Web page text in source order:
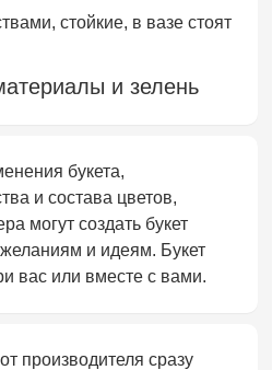
стойкие, в вазе стоят
и зелень
букета,
и состава цветов,
могут создать букет
и идеям. Букет
вас или вместе с вами.
производителя сразу